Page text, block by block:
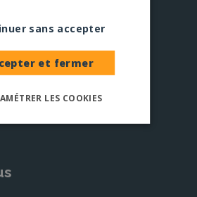
et fermer
sans accepter
LES COOKIES